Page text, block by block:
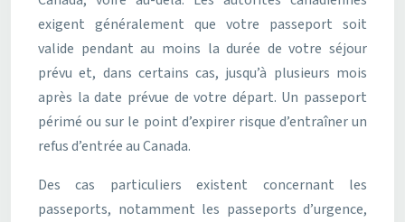
exigent généralement que votre passeport soit
valide pendant au moins la durée de votre séjour
prévu et, dans certains cas, jusqu’à plusieurs mois
après la date prévue de votre départ. Un passeport
périmé ou sur le point d’expirer risque d’entraîner un
refus d’entrée au Canada.
Des cas particuliers existent concernant les
passeports, notamment les passeports d’urgence,